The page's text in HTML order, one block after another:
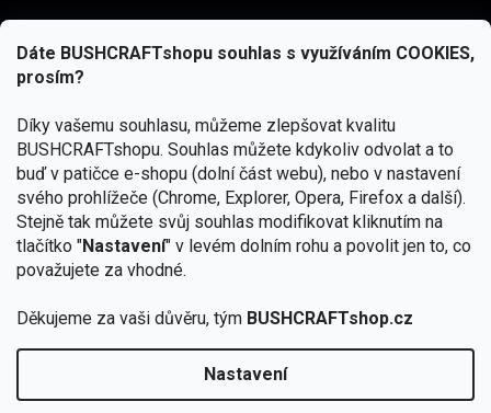
Dáte BUSHCRAFTshopu souhlas s využíváním COOKIES,
prosím?
Díky vašemu souhlasu, můžeme zlepšovat kvalitu
BUSHCRAFTshopu. Souhlas můžete kdykoliv odvolat a to
buď v patičce e-shopu (dolní část webu), nebo v nastavení
svého prohlížeče (Chrome, Explorer, Opera, Firefox a další).
Stejně tak můžete svůj souhlas modifikovat kliknutím na
tlačítko "Nastavení" v levém dolním rohu a povolit jen to, co
považujete za vhodné.
Děkujeme za vaši důvěru, tým BUSHCRAFTshop.cz
Nastavení
podmínkami ochrany osobních údajů
Copyright 2026BUSHCRAFTshop.cz. Všechna práva